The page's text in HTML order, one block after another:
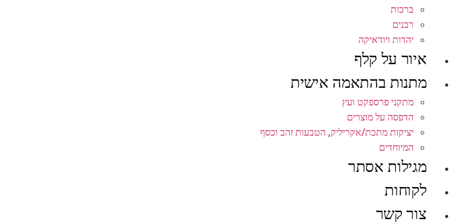
ברכות
רבנים
יהדות ויודאיקה
איור על קלף
מתנות בהתאמה אישית
מתקני פרספקט ועץ
הדפסה על מוצרים
יציקות מתכת/אקריליק, הטבעות זהב וכסף
המיוחדים
מגילות אסתר
לקוחות
צור קשר